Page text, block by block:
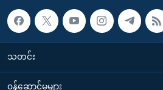
သတင်း
၀န်ဆောင်မှုများ